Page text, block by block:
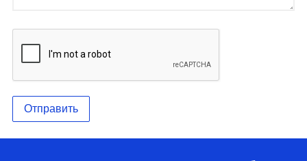
Отправить